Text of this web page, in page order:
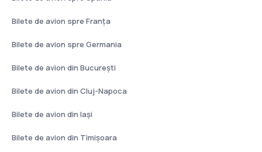
Bilete de avion spre Franţa
Bilete de avion spre Germania
Bilete de avion din București
Bilete de avion din Cluj-Napoca
Bilete de avion din Iași
Bilete de avion din Timișoara